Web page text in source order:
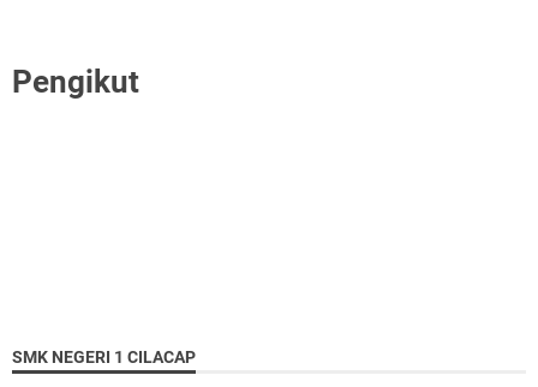
Pengikut
SMK NEGERI 1 CILACAP